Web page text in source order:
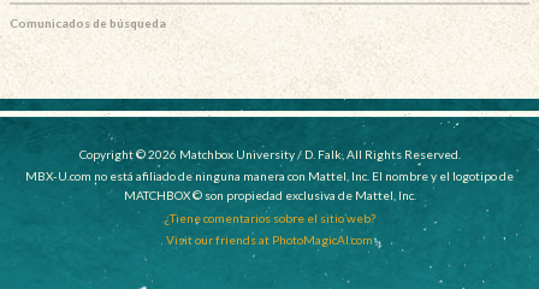
Comunicados de búsqueda
Copyright © 2026 Matchbox University / D. Falk, All Rights Reserved.
MBX-U.com no está afiliado de ninguna manera con Mattel, Inc. El nombre y el logotipo de
MATCHBOX © son propiedad exclusiva de Mattel, Inc.
¿Tiene comentarios sobre el sitio web?
Visit our friends at PhotoMagicAI.com